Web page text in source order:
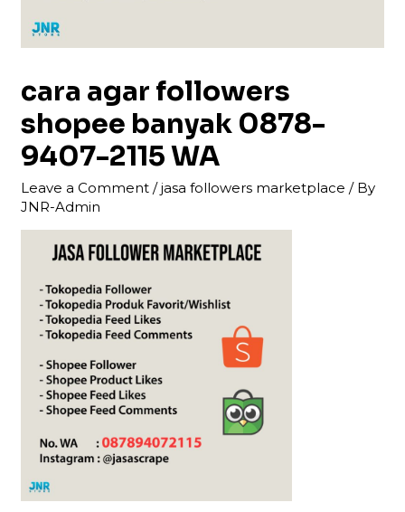
cara agar followers
shopee banyak 0878-
9407-2115 WA
Leave a Comment /jasa followers marketplace / By
JNR-Admin